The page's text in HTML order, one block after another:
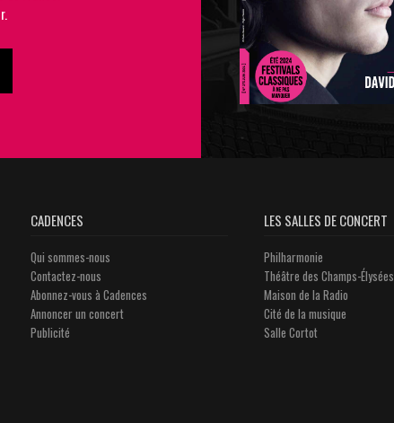
CADENCES
Qui sommes-nous
Contactez-nous
Abonnez-vous à Cadences
Annoncer un concert
Publicité
LES SALLES DE CONCERT
Philharmonie
Théâtre des Champs-Élysées
Maison de la Radio
Cité de la musique
Salle Cortot